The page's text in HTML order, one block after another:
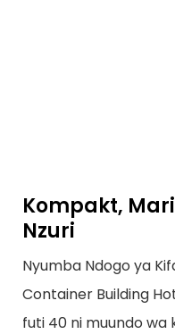
Kompakt,
Nzuri
Nyumba Ndogo ya
Container Building
futi 40 ni muundo wa